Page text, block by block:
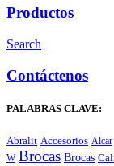
Productos
Search
Contáctenos
PALABRAS CLAVE:
Abralit Accesorios Alcar
W Brocas Brocas